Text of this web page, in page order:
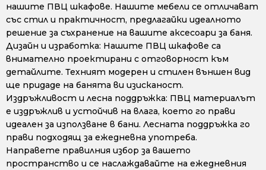
нашите ПВЦ шкафове. Нашите мебели се отличават
със стил и практичност, предлагайки идеалното
решение за съхранение на вашите аксесоари за баня.
Дизайн и изработка: Нашите ПВЦ шкафове са
внимателно проектирани с отговорност към
детайлите. Техният модерен и стилен външен вид
ще придаде на банята ви изисканост.
Издръжливост и лесна поддръжка: ПВЦ материалът
е издръжлив и устойчив на влага, което го прави
идеален за използване в бани. Лесната поддръжка го
прави подходящ за ежедневна употреба.
Направете правилния избор за вашето
пространство и се наслаждавайте на ежедневния